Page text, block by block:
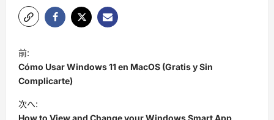
投
稿
ナ
ビ
前:
Cómo Usar Windows 11 en MacOS (Gratis y Sin
Complicarte)
次へ: